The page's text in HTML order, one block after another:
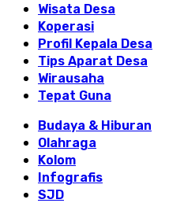
Wisata Desa
Koperasi
Profil Kepala Desa
Tips Aparat Desa
Wirausaha
Tepat Guna
Budaya & Hiburan
Olahraga
Kolom
Infografis
SJD